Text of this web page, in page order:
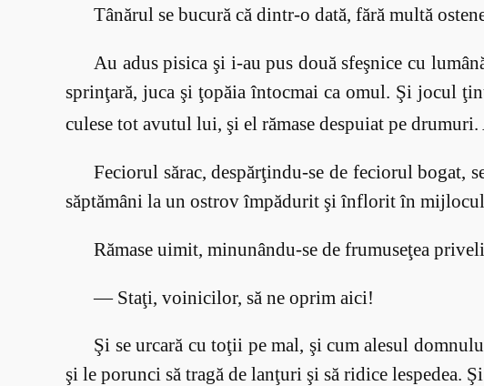
Tânărul se bucură că dintr-o dată, fără multă
Au adus pisica şi i-au pus două sfeşnice cu
sprinţară, juca şi ţopăia întocmai ca omul. Şi jocul
culese tot avutul lui, şi el rămase despuiat pe drumuri.
Feciorul sărac, despărţindu-se de feciorul bogat,
săptămâni la un ostrov împădurit şi înflorit în
Rămase uimit, minunându-se de frumuseţea
— Staţi, voinicilor, să ne oprim aici!
Şi se urcară cu toţii pe mal, şi cum alesul
şi le porunci să tragă de lanţuri şi să ridice lespedea.